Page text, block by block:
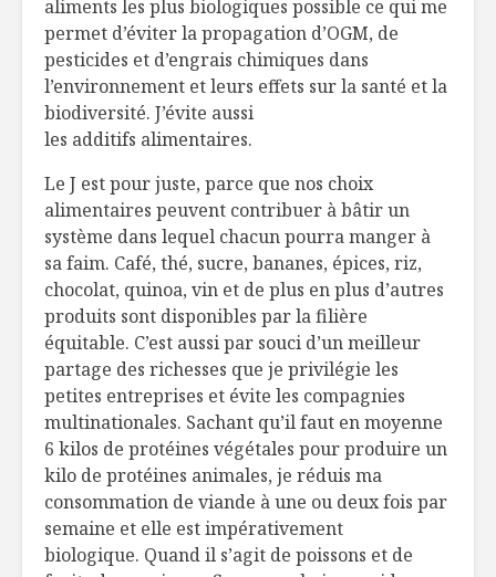
aliments les plus biologiques possible ce qui me
permet d’éviter la propagation d’OGM, de
pesticides et d’engrais chimiques dans
l’environnement et leurs effets sur la santé et la
biodiversité. J’évite aussi
les additifs alimentaires.
Le J est pour juste, parce que nos choix
alimentaires peuvent contribuer à bâtir un
système dans lequel chacun pourra manger à
sa faim. Café, thé, sucre, bananes, épices, riz,
chocolat, quinoa, vin et de plus en plus d’autres
produits sont disponibles par la filière
équitable. C’est aussi par souci d’un meilleur
partage des richesses que je privilégie les
petites entreprises et évite les compagnies
multinationales. Sachant qu’il faut en moyenne
6 kilos de protéines végétales pour produire un
kilo de protéines animales, je réduis ma
consommation de viande à une ou deux fois par
semaine et elle est impérativement
biologique. Quand il s’agit de poissons et de